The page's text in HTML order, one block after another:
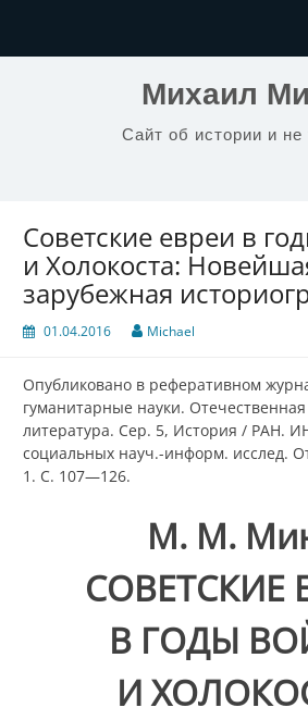
Михаил
Сайт об истории и не
Советские евреи в
и Холокоста:
зарубежная
01.04.2016 Michael
Опубликовано в реферативном
гуманитарные науки.
литература. Сер. 5, История / РАН.
социальных науч.-информ. исслед.
1. С. 107—126.
М. М.
СОВЕТСКИЕ
В ГОДЫ
И